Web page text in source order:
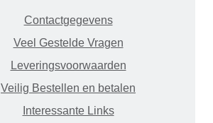
Contactgegevens
Veel Gestelde Vragen
Leveringsvoorwaarden
Veilig Bestellen en betalen
Interessante Links